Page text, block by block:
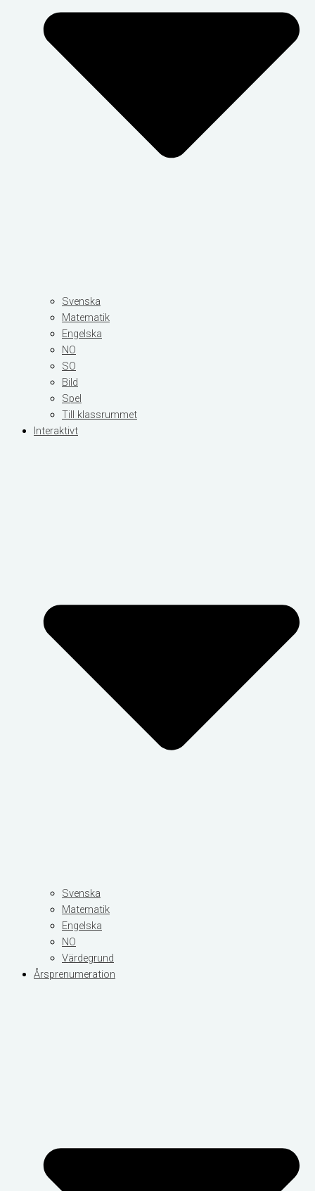
Svenska
Matematik
Engelska
NO
SO
Bild
Spel
Till klassrummet
Interaktivt
Svenska
Matematik
Engelska
NO
Värdegrund
Årsprenumeration